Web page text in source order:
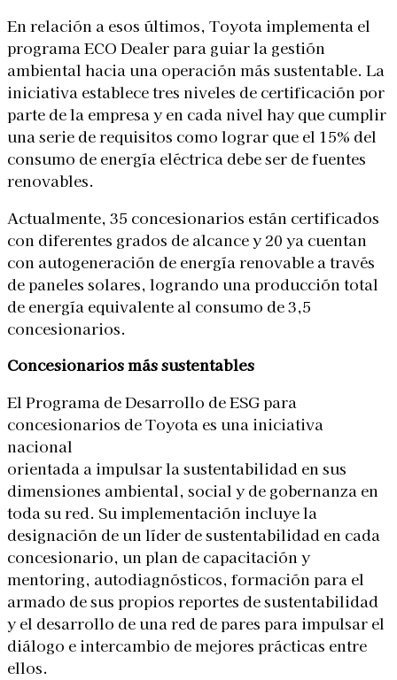
En relación a esos últimos, Toyota implementa el
programa ECO Dealer para guiar la gestión
ambiental hacia una operación más sustentable. La
iniciativa establece tres niveles de certificación por
parte de la empresa y en cada nivel hay que cumplir
una serie de requisitos como lograr que el 15% del
consumo de energía eléctrica debe ser de fuentes
renovables.
Actualmente, 35 concesionarios están certificados
con diferentes grados de alcance y 20 ya cuentan
con autogeneración de energía renovable a través
de paneles solares, logrando una producción total
de energía equivalente al consumo de 3,5
concesionarios.
Concesionarios más sustentables
El Programa de Desarrollo de ESG para
concesionarios de Toyota es una iniciativa
nacional
orientada a impulsar la sustentabilidad en sus
dimensiones ambiental, social y de gobernanza en
toda su red. Su implementación incluye la
designación de un líder de sustentabilidad en cada
concesionario, un plan de capacitación y
mentoring, autodiagnósticos, formación para el
armado de sus propios reportes de sustentabilidad
y el desarrollo de una red de pares para impulsar el
diálogo e intercambio de mejores prácticas entre
ellos.